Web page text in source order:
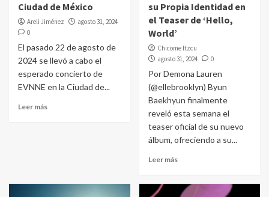
Ciudad de México
Areli Jiménez
agosto 31, 2024
0
El pasado 22 de agosto de
2024 se llevó a cabo el
esperado concierto de
EVNNE en la Ciudad de...
Leer más
su Propia Identidad en
el Teaser de ‘Hello,
World’
Chicome Itzcu
agosto 31, 2024
0
Por Demona Lauren
(@ellebrooklyn) Byun
Baekhyun finalmente
reveló esta semana el
teaser oficial de su nuevo
álbum, ofreciendo a su...
Leer más